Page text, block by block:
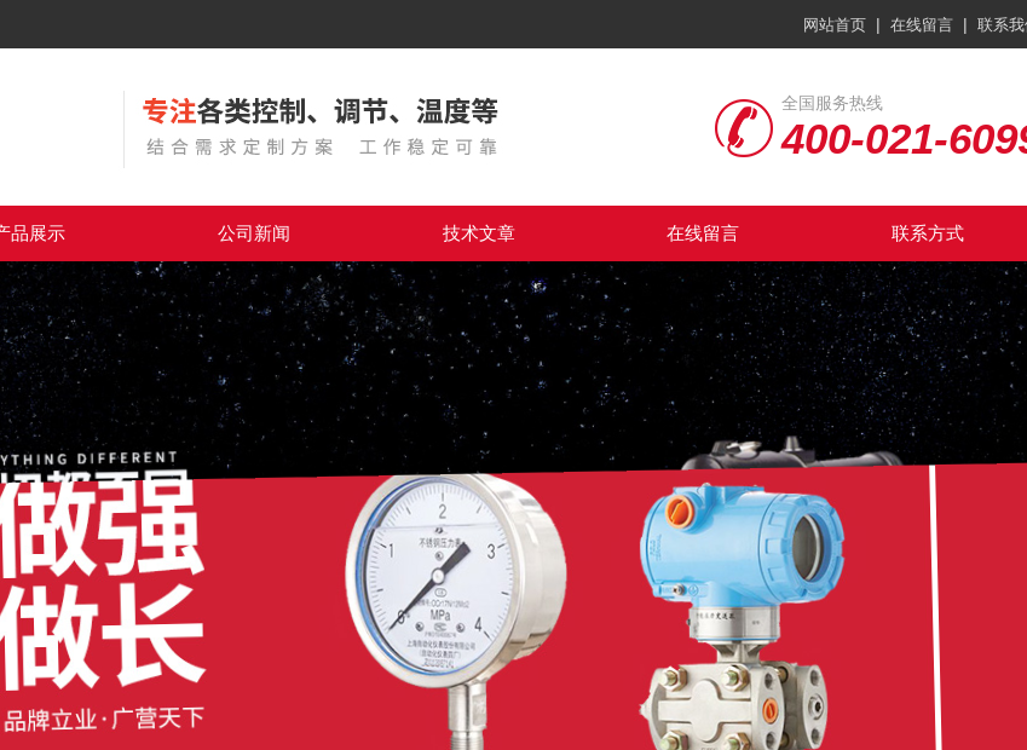
网站首页 | 在线留言 | 联系
全国服务热线
400-021-
品展示 公司新闻 技术文章 在线留言 联系方式